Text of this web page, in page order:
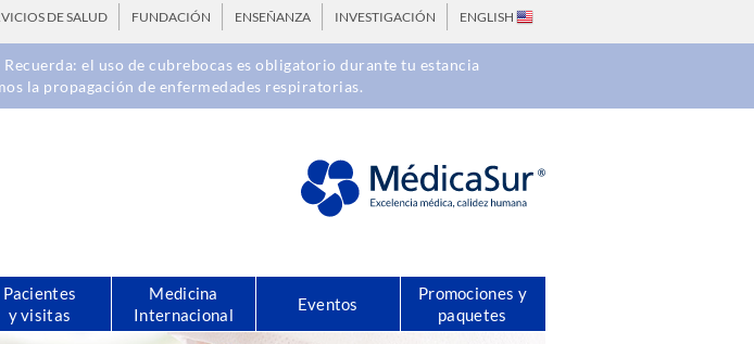
DE SALUD FUNDACIÓN ENSEÑANZA INVESTIGACIÓN ENGLISH
Recuerda: el uso de cubrebocas es obligatorio durante tu estancia
la propagación de enfermedades respiratorias.
Pacientes
y visitas
Medicina
Internacional
Eventos
Promociones y
paquetes